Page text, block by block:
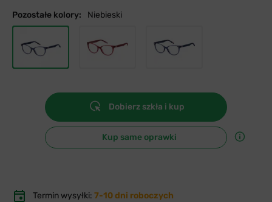
Pozostałe kolory: Niebieski
Dobierz szkła i kup
Kup same oprawki
Termin wysyłki: 7-10 dni roboczych